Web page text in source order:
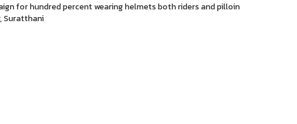
for hundred percent wearing helmets both riders and pilloin
Suratthani